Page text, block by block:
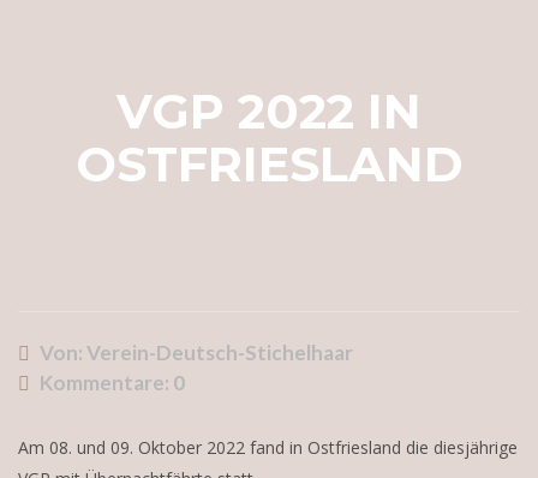
VGP 2022 IN
OSTFRIESLAND
Von: Verein-Deutsch-Stichelhaar
Kommentare: 0
Am 08. und 09. Oktober 2022 fand in Ostfriesland die diesjährige